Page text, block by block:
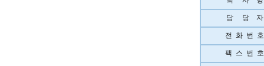
담 당 자
전 화 번 호
팩 스 번 호